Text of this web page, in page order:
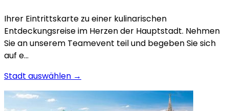
Ihrer Eintrittskarte zu einer kulinarischen
Entdeckungsreise im Herzen der Hauptstadt. Nehmen
Sie an unserem Teamevent teil und begeben Sie sich
auf e…
Stadt auswählen →